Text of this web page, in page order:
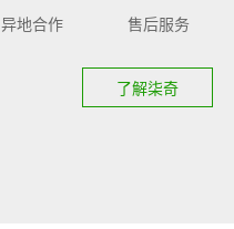
异地合作 售后服务
了解柒奇